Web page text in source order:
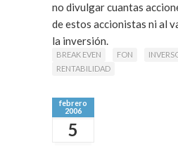
no divulgar cuantas
de estos accionistas ni al
la inversión.
BREAK EVEN FON
RENTABILIDAD
febrero
2006
5